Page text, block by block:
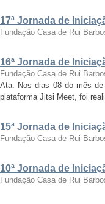
17ª Jornada de
Fundação Casa de Rui
16ª Jornada de
Fundação Casa de Rui
Ata: Nos dias 08 do mês
plataforma Jitsi Meet, foi
15ª Jornada de
Fundação Casa de Rui
10ª Jornada de
Fundação Casa de Rui